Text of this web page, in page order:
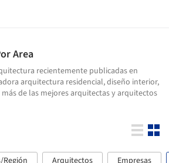
Area
recientemente publicadas en
arquitectura residencial, diseño interior,
de las mejores arquitectas y arquitectos
Región Arquitectos Empresas